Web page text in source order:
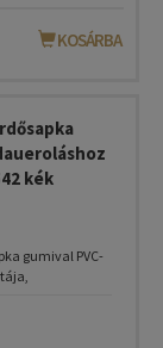
KOSÁRBA
kék
gumival PVC-